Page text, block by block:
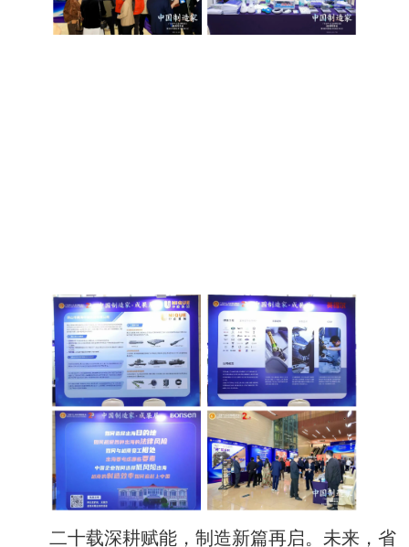
二十载深耕赋能，制造新篇再启。未来，省